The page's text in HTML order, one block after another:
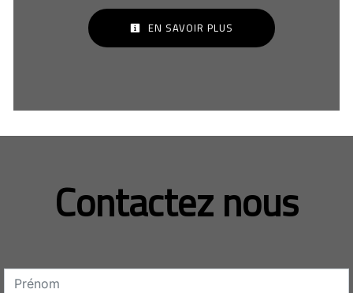
EN SAVOIR PLUS
Contactez nous